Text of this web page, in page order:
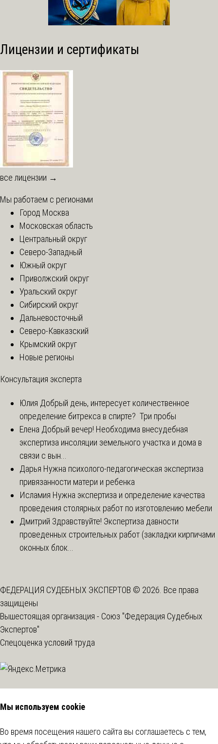
Лицензии и сертификаты
все лицензии →
Мы работаем с регионами
Город Москва
Московская область
Центральный округ
Северо-Западный
Южный округ
Приволжский округ
Уральский округ
Сибирский округ
Дальневосточный
Северо-Кавказский
Крымский округ
Новые регионы
Консультация эксперта
Юлия Добрый день, интересует количественное
определение битрекса в спирте? Три пробы
Елена Добрый вечер! Необходима внесудебная
экспертиза инсоляции земельного участка и дома в
связи с вын...
Дарья Нужна психолого-педагогическая экспертиза
привязанности матери и ребенка
Исламия Нужна экспертиза и определение качества
проведения столярных работ по изготовлению мебели
Дмитрий Здравствуйте! Экспертиза давности
проведенных строительных работ (закладки кирпичами
оконных блок...
ФЕДЕРАЦИЯ СУДЕБНЫХ ЭКСПЕРТОВ © 2026. Все права
защищены
Вышестоящая организация - Союз "Федерация Судебных
Экспертов"
Спецоценка условий труда
Мы используем cookie
Во время посещения нашего сайта вы соглашаетесь с тем,